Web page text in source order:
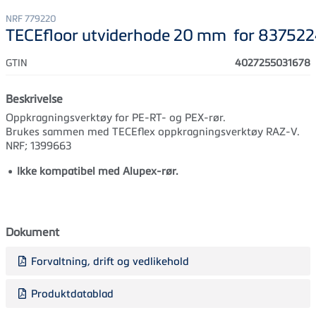
NRF 779220
TECEfloor utviderhode 20 mm for
GTIN 4027255031678
Beskrivelse
Oppkragningsverktøy for PE-RT- og PEX-rør.
Brukes sammen med TECEflex oppkragningsverktøy RAZ‑V.
NRF; 1399663
Ikke kompatibel med Alupex‑rør.
Dokument
Forvaltning, drift og vedlikehold
Produktdatablad